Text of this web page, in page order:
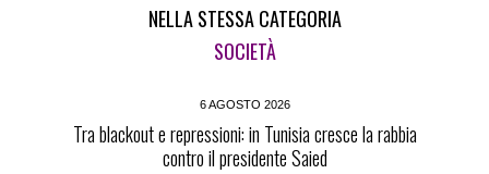
NELLA STESSA CATEGORIA
SOCIETÀ
6 AGOSTO 2026
Tra blackout e repressioni: in Tunisia cresce la rabbia
contro il presidente Saied